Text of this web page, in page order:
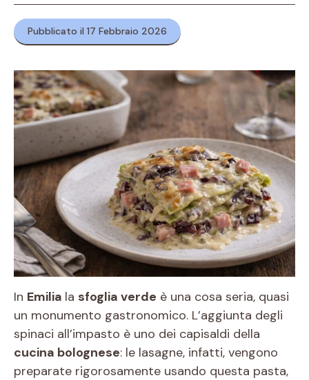
Pubblicato il 17 Febbraio 2026
In Emilia la sfoglia verde è una cosa seria, quasi
un monumento gastronomico. L’aggiunta degli
spinaci all’impasto è uno dei capisaldi della
cucina bolognese: le lasagne, infatti, vengono
preparate rigorosamente usando questa pasta,